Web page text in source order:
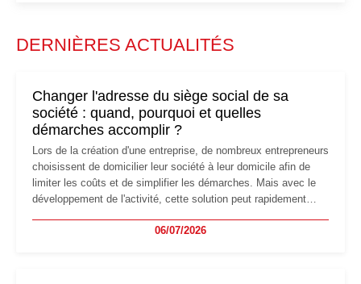
DERNIÈRES ACTUALITÉS
Changer l'adresse du siège social de sa
société : quand, pourquoi et quelles
démarches accomplir ?
Lors de la création d'une entreprise, de nombreux entrepreneurs
choisissent de domicilier leur société à leur domicile afin de
limiter les coûts et de simplifier les démarches. Mais avec le
développement de l'activité, cette solution peut rapidement
professionnels, recrutement, image de marque… Le
06/07/2026